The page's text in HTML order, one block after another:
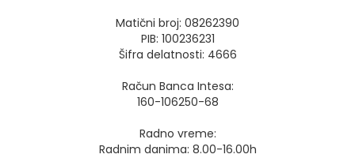
Matični broj: 08262390
PIB: 100236231
Šifra delatnosti: 4666
Račun Banca Intesa:
160-106250-68
Radno vreme:
Radnim danima: 8.00-16.00h